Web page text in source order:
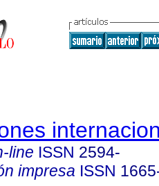
line ISSN 2594-
impresa ISSN